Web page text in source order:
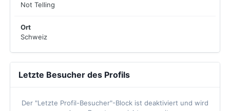
Not Telling
Ort
Schweiz
Letzte Besucher des Profils
Der "Letzte Profil-Besucher"-Block ist deaktiviert und wird